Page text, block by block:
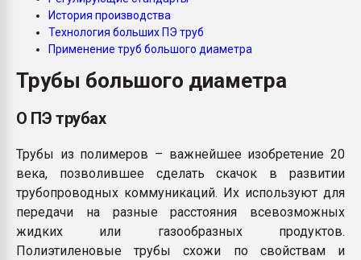
ПЕРЕЙТИ НА
История производства
Технология больших ПЭ труб
Применение труб большого диаметра
Трубы большого диаметра
О ПЭ трубах
Трубы из полимеров – важнейшее изобретение 20
века, позволившее сделать скачок в развитии
трубопроводных коммуникаций. Их используют для
передачи на разные расстояния всевозможных
жидких или газообразных продуктов.
Полиэтиленовые трубы схожи по свойствам и